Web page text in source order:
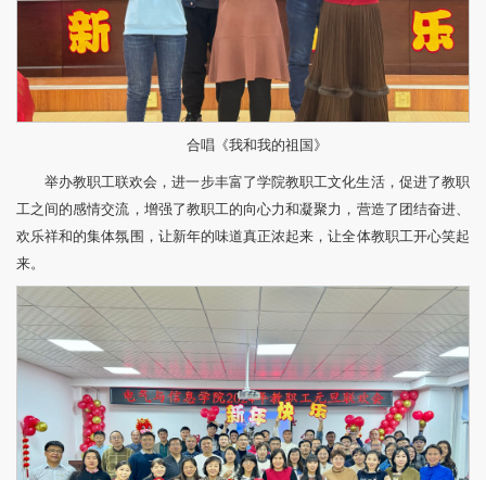
合唱《我和我的祖国》
举办教职工联欢会，进一步丰富了学院教职工文化生活，促进了教职
工之间的感情交流，增强了教职工的向心力和凝聚力，营造了团结奋进、
欢乐祥和的集体氛围，让新年的味道真正浓起来，让全体教职工开心笑起
来。